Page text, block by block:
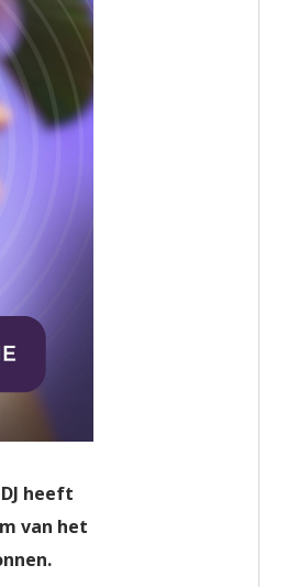
heeft
van het